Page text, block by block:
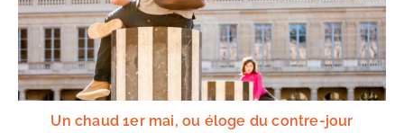
Un chaud 1er mai, ou éloge du contre-jour